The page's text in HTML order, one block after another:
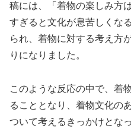
稿には、「着物の楽しみ方
すぎると文化が息苦しくな
られ、着物に対する考え方
りになりました。
このような反応の中で、着
ることとなり、着物文化の
ついて考えるきっかけとな